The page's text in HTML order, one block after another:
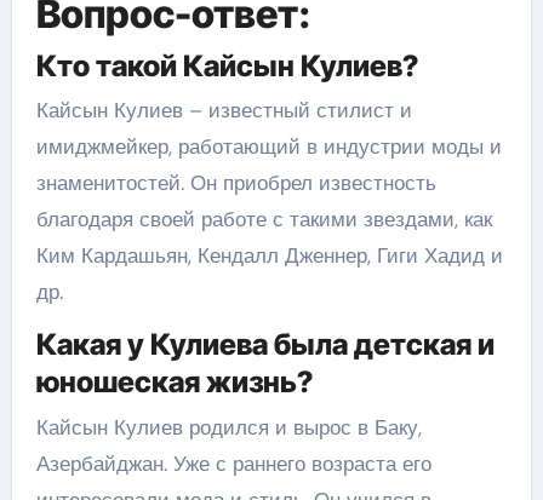
Вопрос-ответ:
Кто такой Кайсын Кулиев?
Кайсын Кулиев – известный стилист и
имиджмейкер, работающий в индустрии моды и
знаменитостей. Он приобрел известность
благодаря своей работе с такими звездами, как
Ким Кардашьян, Кендалл Дженнер, Гиги Хадид и
др.
Какая у Кулиева была детская и
юношеская жизнь?
Кайсын Кулиев родился и вырос в Баку,
Азербайджан. Уже с раннего возраста его